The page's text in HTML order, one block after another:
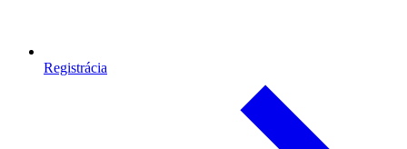
Registrácia